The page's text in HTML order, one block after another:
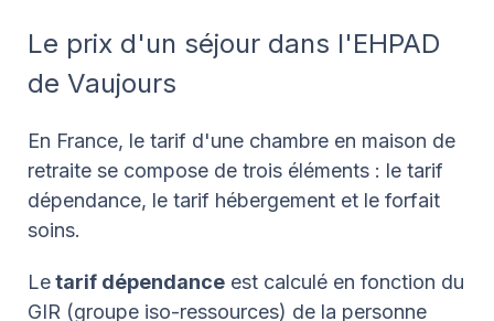
Le prix d'un séjour dans l'EHPAD
de Vaujours
En France, le tarif d'une chambre en maison de
retraite se compose de trois éléments : le tarif
dépendance, le tarif hébergement et le forfait
soins.
Letarif dépendance est calculé en fonction du
GIR (groupe iso-ressources) de la personne